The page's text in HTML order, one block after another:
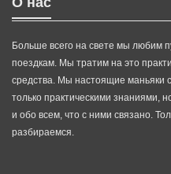
Больше всего на свете мы любим
поездкам. Мы тратим на это
средства. Мы настоящие маньяки
только практическими знаниями,
и обо всем, что с ними связано.
разбираемся.